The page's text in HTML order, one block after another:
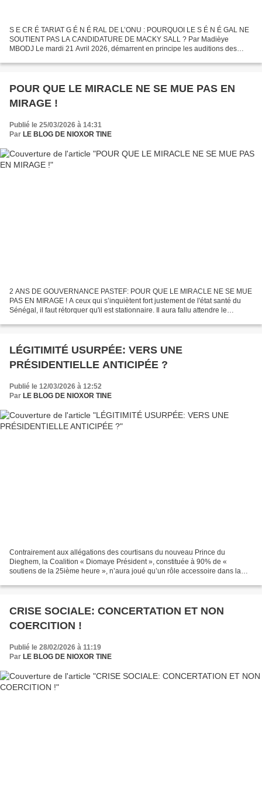
S E CR É TARIAT G É N É RAL DE L’ONU : POURQUOI LE S É N É GAL NE
SOUTIENT PAS LA CANDIDATURE DE MACKY SALL ? Par Madièye
MBODJ Le mardi 21 Avril 2026, démarrent en principe les auditions des
POUR QUE LE MIRACLE NE SE MUE PAS EN
MIRAGE !
Publié le 25/03/2026 à 14:31
Par LE BLOG DE NIOXOR TINE
2 ANS DE GOUVERNANCE PASTEF: POUR QUE LE MIRACLE NE SE MUE
PAS EN MIRAGE ! A ceux qui s’inquiètent fort justement de l'état santé du
Sénégal, il faut rétorquer qu'il est stationnaire. Il aura fallu attendre le
LÉGITIMITÉ USURPÉE: VERS UNE
PRÉSIDENTIELLE ANTICIPÉE ?
Publié le 12/03/2026 à 12:52
Par LE BLOG DE NIOXOR TINE
Contrairement aux allégations des courtisans du nouveau Prince du
Dieghem, la Coalition « Diomaye Président », constituée à 90% de «
soutiens de la 25ième heure », n’aura joué qu’un rôle accessoire dans la
CRISE SOCIALE: CONCERTATION ET NON
COERCITION !
Publié le 28/02/2026 à 11:19
Par LE BLOG DE NIOXOR TINE